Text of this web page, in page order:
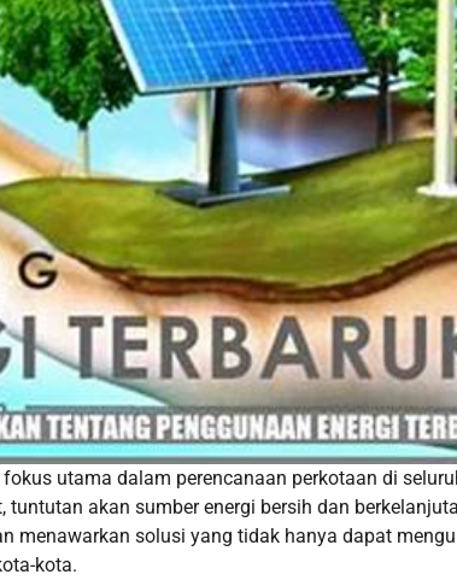
utama dalam perencanaan perkotaan di
akan sumber energi bersih dan
menawarkan solusi yang tidak hanya dapat
kota.